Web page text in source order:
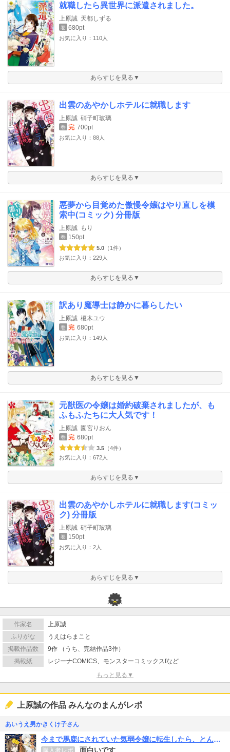
就職したら異世界に派遣されました。
上原誠 天都しずる
巻 680pt
お気に入り：110人
あらすじを見る▼
出雲のあやかしホテルに就職します
上原誠 硝子町玻璃
巻 完 700pt
お気に入り：88人
あらすじを見る▼
悪夢から目覚めた傲慢令嬢はやり直しを模
索中(コミック) 分冊版
上原誠 もり
巻 150pt
5.0 （1件）
お気に入り：229人
あらすじを見る▼
訳あり魔導士は静かに暮らしたい
上原誠 榎木ユウ
巻 完 680pt
お気に入り：149人
あらすじを見る▼
元獣医の令嬢は婚約破棄されましたが、も
ふもふたちに大人気です！
上原誠 園宮りおん
巻 完 680pt
3.5 （4件）
お気に入り：672人
あらすじを見る▼
出雲のあやかしホテルに就職します(コミッ
ク) 分冊版
上原誠 硝子町玻璃
巻 150pt
お気に入り：2人
あらすじを見る▼
作家名
上原誠
ふりがな
うえはらまこと
掲載作品数
9作 （うち、完結作品3作）
掲載紙
レジーナCOMICS、モンスターコミックスfなど
もっと見る▼
上原誠の作品 みんなのまんがレポ
あいうえ男かきくけ子さん
今まで馬鹿にされていた気弱令嬢に転生したら、とんでもない事になった話、聞く？
面白いです